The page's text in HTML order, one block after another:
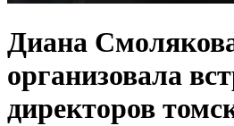
Диана
организовала
директоров